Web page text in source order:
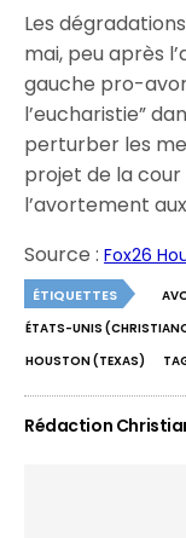
Les
mai, peu après
gauche pro-
l’eucharistie”
perturber les
projet de la
l’avortement
Source :Fox26
ÉTIQUETTES
ÉTATS-UNIS
HOUSTON (TEXAS)
Rédaction